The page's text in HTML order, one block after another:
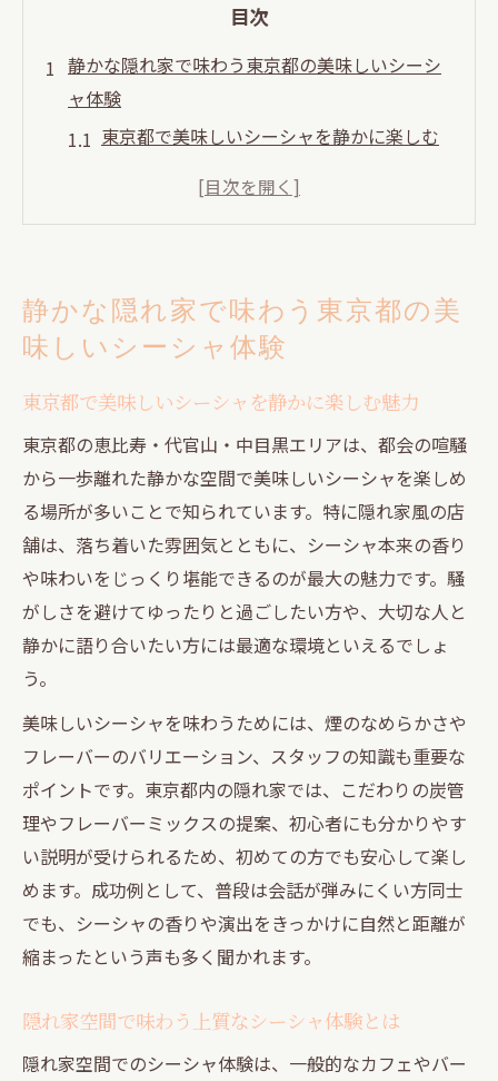
目次
静かな隠れ家で味わう東京都の美味しいシーシ
ャ体験
東京都で美味しいシーシャを静かに楽しむ
隠れ家空間で味わう上質なシーシャ体験と
び
デートに最適なシーシャの隠れ家スポット
雰囲気重視のシーシャ体験が東京都で叶う
理由
恵比寿や代官山で心地よいシーシャ時間を過ご
すコツ
恵比寿で美味しいシーシャを満喫する過ご
代官山の隠れ家でシーシャ時間を楽しむポ
心地よい距離感を生むシーシャの楽しみ方
恵比寿・代官山で長居したくなる空間の選
び方
大人のための中目黒隠れ家スポットで深まる距
離感
中目黒で美味しいシーシャと落ち着き時間
を体験
大人デートに最適な中目黒のシーシャの魅
力
静かな隠れ家で味わう東京都の美
味しいシーシャ体験
東京都で美味しいシーシャを静かに楽しむ魅力
東京都の恵比寿・代官山・中目黒エリアは、都会の喧騒
から一歩離れた静かな空間で美味しいシーシャを楽しめ
る場所が多いことで知られています。特に隠れ家風の店
舗は、落ち着いた雰囲気とともに、シーシャ本来の香り
や味わいをじっくり堪能できるのが最大の魅力です。騒
がしさを避けてゆったりと過ごしたい方や、大切な人と
静かに語り合いたい方には最適な環境といえるでしょ
う。
美味しいシーシャを味わうためには、煙のなめらかさや
フレーバーのバリエーション、スタッフの知識も重要な
ポイントです。東京都内の隠れ家では、こだわりの炭管
理やフレーバーミックスの提案、初心者にも分かりやす
い説明が受けられるため、初めての方でも安心して楽し
めます。成功例として、普段は会話が弾みにくい方同士
でも、シーシャの香りや演出をきっかけに自然と距離が
縮まったという声も多く聞かれます。
隠れ家空間で味わう上質なシーシャ体験とは
隠れ家空間でのシーシャ体験は、一般的なカフェやバー